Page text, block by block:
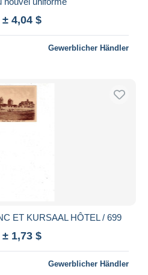
± 4,04 $
Gewerblicher Händler
ET KURSAAL HÔTEL / 699
± 1,73 $
Gewerblicher Händler